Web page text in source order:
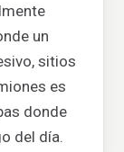
un
sitios
es
donde
del día.